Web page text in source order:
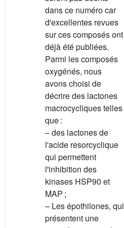
dans ce numéro car
d'excellentes revues
sur ces composés ont
déjà été publiées.
Parmi les composés
oxygénés, nous
avons choisi de
décrire des lactones
macrocycliques telles
que :
– des lactones de
l'acide resorcyclique
qui permettent
l'inhibition des
kinases HSP90 et
MAP ;
– Les épothilones, qui
présentent une